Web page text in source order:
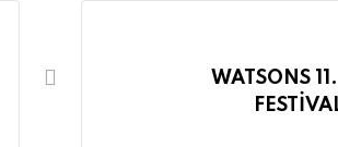
WATSONS